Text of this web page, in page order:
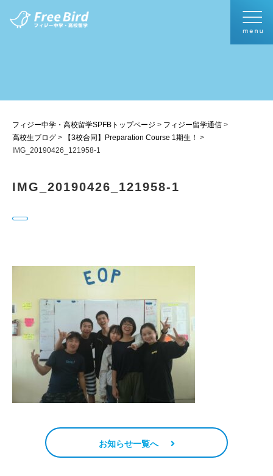
フィジー中学・高校留学SPFBトップページ > フィジー留学通信 >
高校生ブログ > 【3校合同】Preparation Course 1期生！ >
IMG_20190426_121958-1
IMG_20190426_121958-1
お知らせ一覧へ